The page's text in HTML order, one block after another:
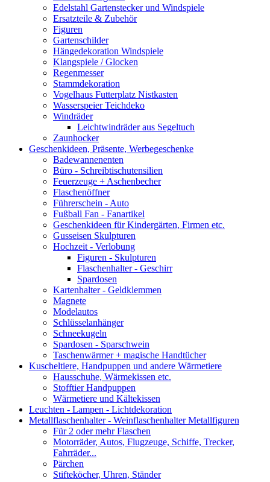
Edelstahl Gartenstecker und Windspiele
Ersatzteile & Zubehör
Figuren
Gartenschilder
Hängedekoration Windspiele
Klangspiele / Glocken
Regenmesser
Stammdekoration
Vogelhaus Futterplatz Nistkasten
Wasserspeier Teichdeko
Windräder
Leichtwindräder aus Segeltuch
Zaunhocker
Geschenkideen, Präsente, Werbegeschenke
Badewannenenten
Büro - Schreibtischutensilien
Feuerzeuge + Aschenbecher
Flaschenöffner
Führerschein - Auto
Fußball Fan - Fanartikel
Geschenkideen für Kindergärten, Firmen etc.
Gusseisen Skulpturen
Hochzeit - Verlobung
Figuren - Skulpturen
Flaschenhalter - Geschirr
Spardosen
Kartenhalter - Geldklemmen
Magnete
Modelautos
Schlüsselanhänger
Schneekugeln
Spardosen - Sparschwein
Taschenwärmer + magische Handtücher
Kuscheltiere, Handpuppen und andere Wärmetiere
Hausschuhe, Wärmekissen etc.
Stofftier Handpuppen
Wärmetiere und Kältekissen
Leuchten - Lampen - Lichtdekoration
Metallflaschenhalter - Weinflaschenhalter Metallfiguren
Für 2 oder mehr Flaschen
Motorräder, Autos, Flugzeuge, Schiffe, Trecker,
Fahrräder...
Pärchen
Stifteköcher, Uhren, Ständer